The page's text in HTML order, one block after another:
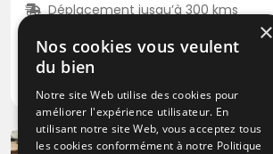
Déplacement jusqu’à 300 kms
Contacter
×
Nos cookies vous veulent
du bien
Notre site Web utilise des cookies pour
améliorer l'expérience utilisateur. En
utilisant notre site Web, vous acceptez tous
les cookies conformément à notre Politique